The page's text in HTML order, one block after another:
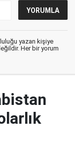
yazan kişiye
Her bir yorum